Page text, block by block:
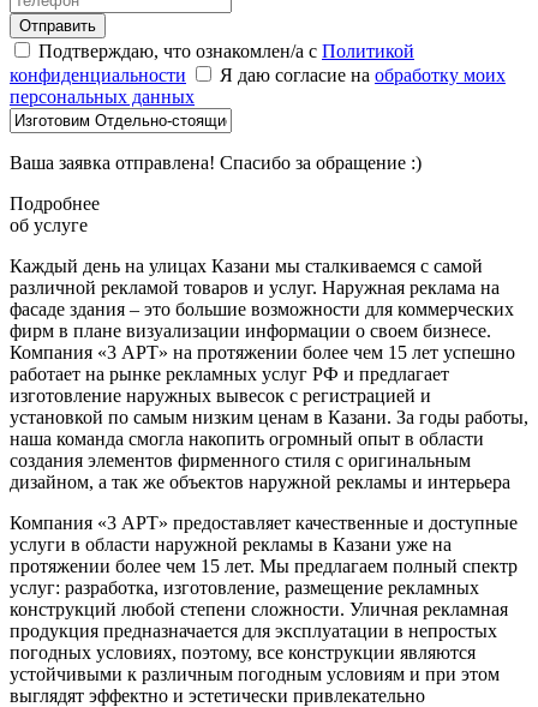
Отправить
Подтверждаю, что ознакомлен/а с Политикой
конфиденциальности
Я даю согласие на обработку моих
персональных данных
Ваша заявка отправлена! Спасибо за обращение :)
Подробнее
об услуге
Каждый день на улицах Казани мы сталкиваемся с самой
различной рекламой товаров и услуг. Наружная реклама на
фасаде здания – это большие возможности для коммерческих
фирм в плане визуализации информации о своем бизнесе.
Компания «3 АРТ» на протяжении более чем 15 лет успешно
работает на рынке рекламных услуг РФ и предлагает
изготовление наружных вывесок с регистрацией и
установкой по самым низким ценам в Казани. За годы работы,
наша команда смогла накопить огромный опыт в области
создания элементов фирменного стиля с оригинальным
дизайном, а так же объектов наружной рекламы и интерьера
Компания «3 АРТ» предоставляет качественные и доступные
услуги в области наружной рекламы в Казани уже на
протяжении более чем 15 лет. Мы предлагаем полный спектр
услуг: разработка, изготовление, размещение рекламных
конструкций любой степени сложности. Уличная рекламная
продукция предназначается для эксплуатации в непростых
погодных условиях, поэтому, все конструкции являются
устойчивыми к различным погодным условиям и при этом
выглядят эффектно и эстетически привлекательно